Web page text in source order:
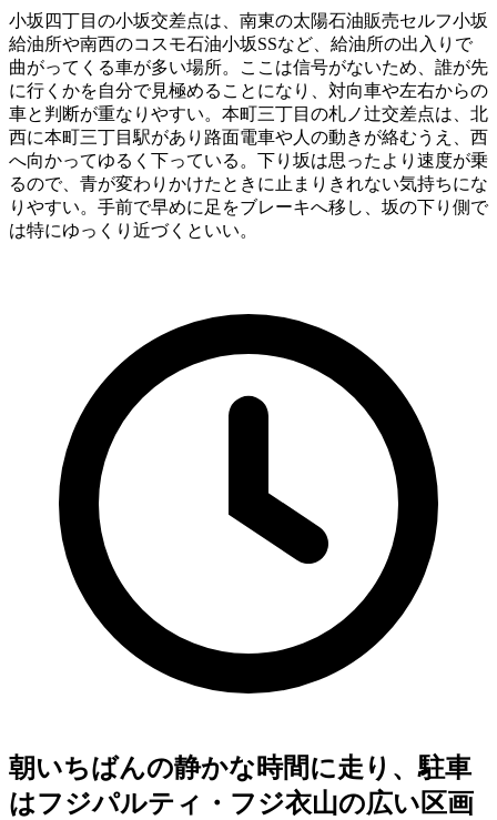
小坂四丁目の小坂交差点は、南東の太陽石油販売セルフ小坂
給油所や南西のコスモ石油小坂SSなど、給油所の出入りで
曲がってくる車が多い場所。ここは信号がないため、誰が先
に行くかを自分で見極めることになり、対向車や左右からの
車と判断が重なりやすい。本町三丁目の札ノ辻交差点は、北
西に本町三丁目駅があり路面電車や人の動きが絡むうえ、西
へ向かってゆるく下っている。下り坂は思ったより速度が乗
るので、青が変わりかけたときに止まりきれない気持ちにな
りやすい。手前で早めに足をブレーキへ移し、坂の下り側で
は特にゆっくり近づくといい。
朝いちばんの静かな時間に走り、駐車
はフジパルティ・フジ衣山の広い区画